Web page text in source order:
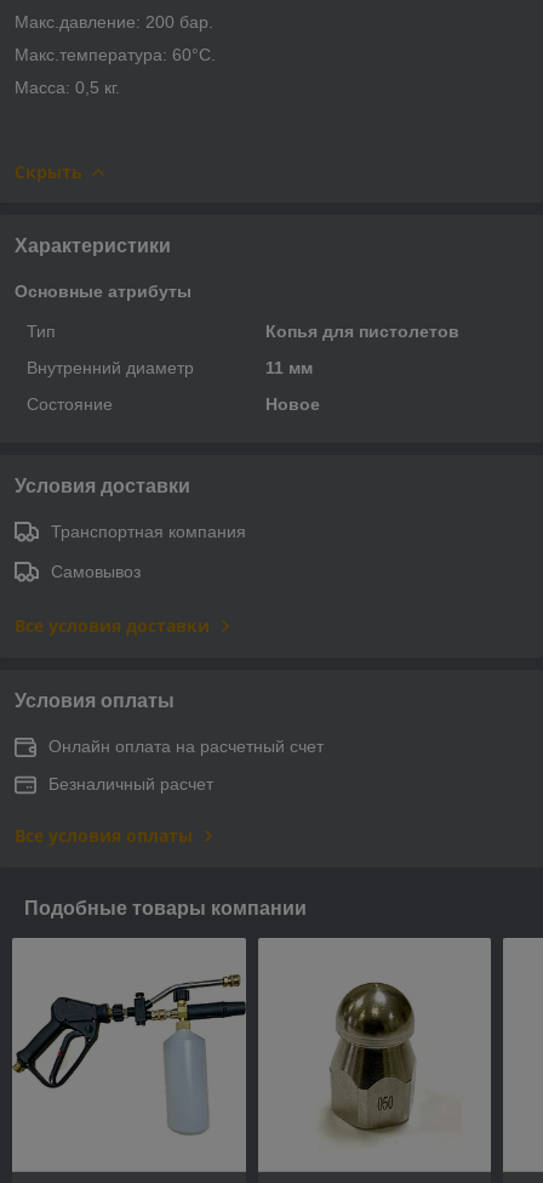
Макс.давление: 200 бар.
Макс.температура: 60°C.
Масса: 0,5 кг.
Скрыть
Характеристики
Основные атрибуты
Тип
Копья для пистолетов
Внутренний диаметр
11 мм
Состояние
Новое
Условия доставки
Транспортная компания
Самовывоз
Все условия доставки
Условия оплаты
Онлайн оплата на расчетный счет
Безналичный расчет
Все условия оплаты
Подобные товары компании